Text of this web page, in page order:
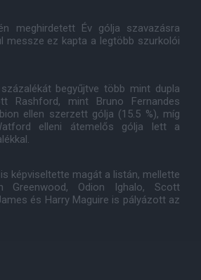
meghirdetett Év gólja szavazásra
messze ez kapta a legtöbb szurkolói
begyűjtve több mint dupla
Rashford, mint Bruno Fernandes
ellen szerzett gólja (15.5 %), míg
elleni átemelős gólja lett a
képviseltette magát a listán, mellette
Greenwood, Odion Ighalo, Scott
és Harry Maguire is pályázott az